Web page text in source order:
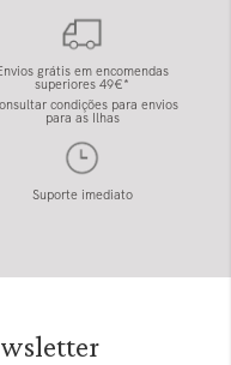
grátis em encomendas
superiores 49€*
condições para envios
para as Ilhas
Suporte imediato